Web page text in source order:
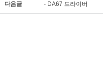
다음글 - DA67 드라이버